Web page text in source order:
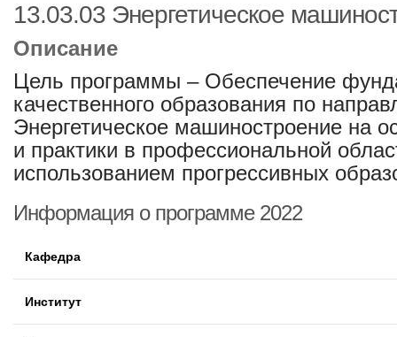
13.03.03 Энергетическое
Описание
Цель программы – Обеспечение
качественного образования по
Энергетическое машиностроение на
и практики в профессиональной
использованием прогрессивных
Информация о программе 2022
Кафедра
Институт